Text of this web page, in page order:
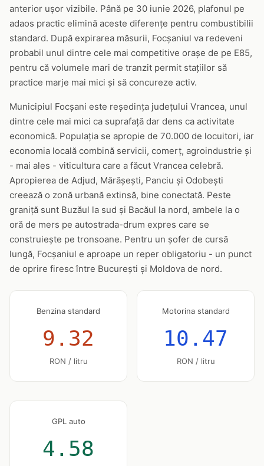
anterior ușor vizibile. Până pe 30 iunie 2026, plafonul pe
adaos practic elimină aceste diferențe pentru combustibilii
standard. După expirarea măsurii, Focșaniul va redeveni
probabil unul dintre cele mai competitive orașe de pe E85,
pentru că volumele mari de tranzit permit stațiilor să
practice marje mai mici și să concureze activ.
Municipiul Focșani este reședința județului Vrancea, unul
dintre cele mai mici ca suprafață dar dens ca activitate
economică. Populația se apropie de 70.000 de locuitori, iar
economia locală combină servicii, comerț, agroindustrie și
- mai ales - viticultura care a făcut Vrancea celebră.
Apropierea de Adjud, Mărășești, Panciu și Odobești
creează o zonă urbană extinsă, bine conectată. Peste
graniță sunt Buzăul la sud și Bacăul la nord, ambele la o
oră de mers pe autostrada-drum expres care se
construiește pe tronsoane. Pentru un șofer de cursă
lungă, Focșaniul e aproape un reper obligatoriu - un punct
de oprire firesc între București și Moldova de nord.
Benzina standard
9.32
RON / litru
Motorina standard
10.47
RON / litru
GPL auto
4.58